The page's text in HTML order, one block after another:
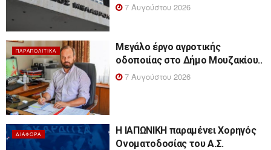
7 Αυγούστου 2026
ΠΑΡΑΠΟΛΙΤΙΚΆ
Μεγάλο έργο αγροτικής
οδοποιίας στο Δήμο Μουζακίου..
7 Αυγούστου 2026
ΔΙΆΦΟΡΑ
Η ΙΑΠΩΝΙΚΗ παραμένει Χορηγός
Ονοματοδοσίας του Α.Σ.